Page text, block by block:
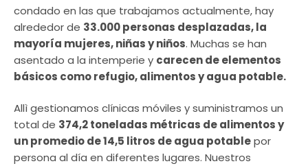
condado en las que trabajamos actualmente, hay
alrededor de 33.000 personas desplazadas, la
mayoría mujeres, niñas y niños. Muchas se han
asentado a la intemperie y carecen de elementos
básicos como refugio, alimentos y agua potable.
Allì gestionamos clínicas móviles y suministramos un
total de 374,2 toneladas métricas de alimentos y
un promedio de 14,5 litros de agua potablepor
persona al día en diferentes lugares. Nuestros